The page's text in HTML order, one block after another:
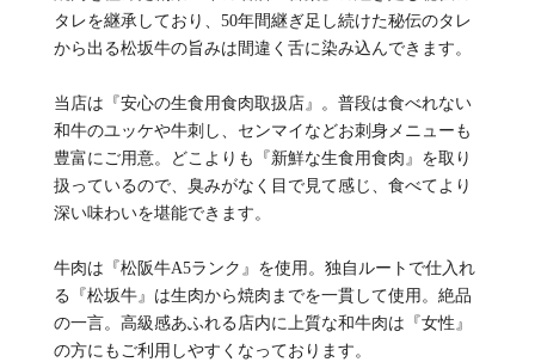
タレを継承しており、50年間継ぎ足し続けた秘伝のタレ
から出る松坂牛の旨みは間違く舌に染み込んできます。
当店は『安心の生食用食肉取扱店』。普段は食べれない
和牛のユッケや牛刺し、センマイなどお刺身メニューも
豊富にご用意。どこよりも『新鮮な生食用食肉』を取り
扱っているので、臭みがなく目で見て感じ、食べてより
深い味わいを堪能できます。
牛肉は『松阪牛A5ランク』を使用。独自ルートで仕入れ
る『松坂牛』は生肉から焼肉までを一貫して使用。絶品
の一言。高級感あふれる店内に上質な和牛肉は『女性』
の方にもご利用しやすくなっております。